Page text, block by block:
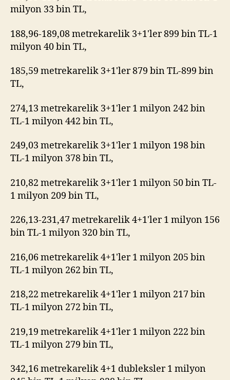
milyon 33 bin TL,
188,96-189,08 metrekarelik 3+1'ler 899 bin TL-1
milyon 40 bin TL,
185,59 metrekarelik 3+1'ler 879 bin TL-899 bin
TL,
274,13 metrekarelik 3+1'ler 1 milyon 242 bin
TL-1 milyon 442 bin TL,
249,03 metrekarelik 3+1'ler 1 milyon 198 bin
TL-1 milyon 378 bin TL,
210,82 metrekarelik 3+1'ler 1 milyon 50 bin TL-
1 milyon 209 bin TL,
226,13-231,47 metrekarelik 4+1'ler 1 milyon 156
bin TL-1 milyon 320 bin TL,
216,06 metrekarelik 4+1'ler 1 milyon 205 bin
TL-1 milyon 262 bin TL,
218,22 metrekarelik 4+1'ler 1 milyon 217 bin
TL-1 milyon 272 bin TL,
219,19 metrekarelik 4+1'ler 1 milyon 222 bin
TL-1 milyon 279 bin TL,
342,16 metrekarelik 4+1 dubleksler 1 milyon